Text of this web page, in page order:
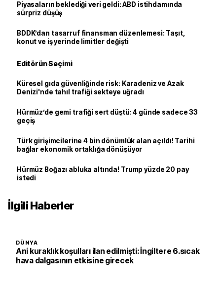
Piyasaların beklediği veri geldi: ABD istihdamında
sürpriz düşüş
BDDK’dan tasarruf finansman düzenlemesi: Taşıt,
konut ve iş yerinde limitler değişti
Editörün Seçimi
Küresel gıda güvenliğinde risk: Karadeniz ve Azak
Denizi'nde tahıl trafiği sekteye uğradı
Hürmüz’de gemi trafiği sert düştü: 4 günde sadece 33
geçiş
Türk girişimcilerine 4 bin dönümlük alan açıldı! Tarihi
bağlar ekonomik ortaklığa dönüşüyor
Hürmüz Boğazı abluka altında! Trump yüzde 20 pay
istedi
İlgili Haberler
DÜNYA
Ani kuraklık koşulları ilan edilmişti: İngiltere 6.sıcak
hava dalgasının etkisine girecek